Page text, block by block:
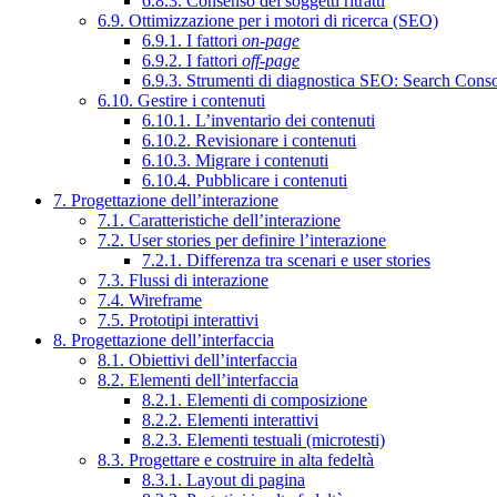
6.9. Ottimizzazione per i motori di ricerca (SEO)
6.9.1. I fattori on-page
6.9.2. I fattori off-page
6.9.3. Strumenti di diagnostica SEO: Search
6.10. Gestire i contenuti
6.10.1. L’inventario dei contenuti
6.10.2. Revisionare i contenuti
6.10.3. Migrare i contenuti
6.10.4. Pubblicare i contenuti
7. Progettazione dell’interazione
7.1. Caratteristiche dell’interazione
7.2. User stories per definire l’interazione
7.2.1. Differenza tra scenari e user stories
7.3. Flussi di interazione
7.4. Wireframe
7.5. Prototipi interattivi
8. Progettazione dell’interfaccia
8.1. Obiettivi dell’interfaccia
8.2. Elementi dell’interfaccia
8.2.1. Elementi di composizione
8.2.2. Elementi interattivi
8.2.3. Elementi testuali (microtesti)
8.3. Progettare e costruire in alta fedeltà
8.3.1. Layout di pagina